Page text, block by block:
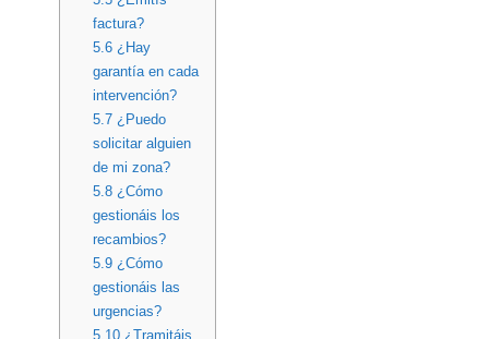
factura?
5.6¿Hay
garantía en cada
intervención?
5.7¿Puedo
solicitar alguien
de mi zona?
5.8¿Cómo
gestionáis los
recambios?
5.9¿Cómo
gestionáis las
urgencias?
5.10¿Tramitáis